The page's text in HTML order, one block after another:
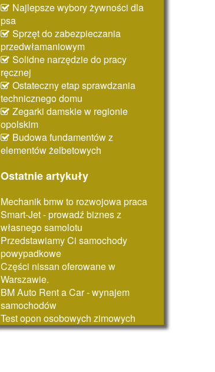
Najlepsze wybory żywności dla
psa
Sprzęt do zabezpieczania
przedwłamaniowym
Solidne narzędzie do pracy
ręcznej
Ostateczny etap sprawdzania
technicznego domu
Zegarki damskie w regionie
opolskim
Budowa fundamentów z
elementów żelbetowych
Ostatnie artykuły
Mechanik bmw to rozwojowa praca
Smart-Jet - prowadź biznes z
własnego samolotu
Przedstawiamy Ci samochody
powypadkowe
Części nissan oferowane w
Warszawie.
BM Auto Rent a Car - wynajem
samochodów
Test opon osobowych zimowych